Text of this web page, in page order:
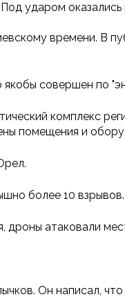
ударом
времени. В
совершен по
комплекс
помещения и
более 10 взрывов.
атаковали
Он написал,